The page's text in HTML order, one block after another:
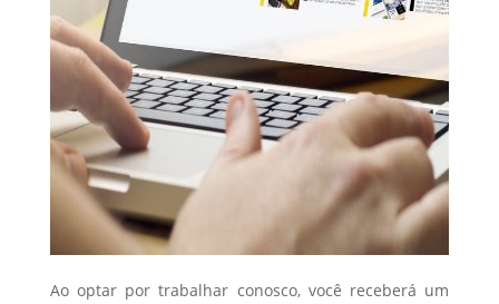
Ao optar por trabalhar conosco, você receberá um